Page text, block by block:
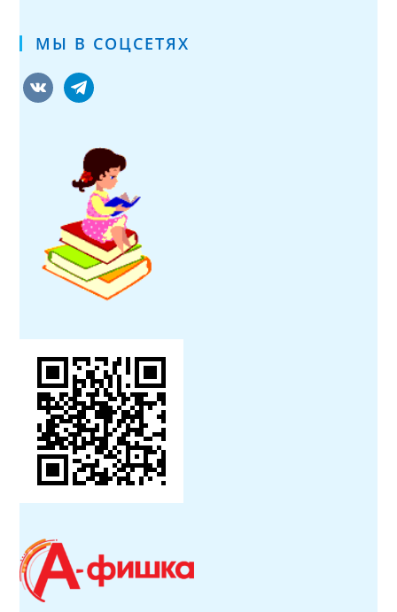
МЫ В СОЦСЕТЯХ
vkontaktetelegram